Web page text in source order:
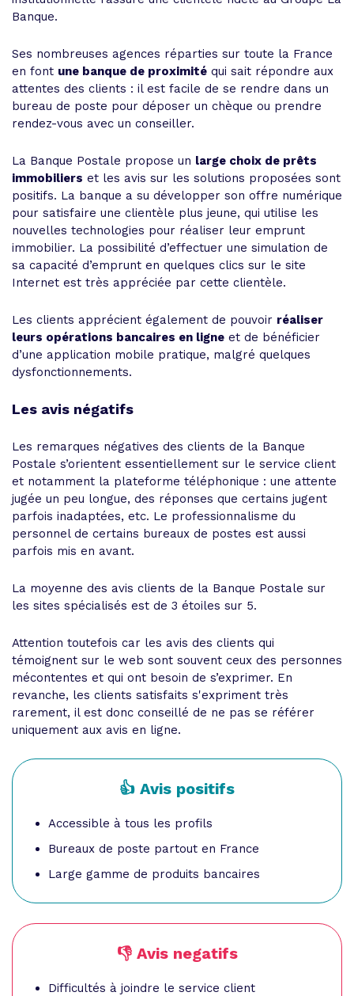
Banque.
Ses nombreuses agences réparties sur toute la France
en font une banque de proximité qui sait répondre aux
attentes des clients : il est facile de se rendre dans un
bureau de poste pour déposer un chèque ou prendre
rendez-vous avec un conseiller.
La Banque Postale propose un large choix de prêts
immobiliers et les avis sur les solutions proposées sont
positifs. La banque a su développer son offre numérique
pour satisfaire une clientèle plus jeune, qui utilise les
nouvelles technologies pour réaliser leur emprunt
immobilier. La possibilité d’effectuer une simulation de
sa capacité d’emprunt en quelques clics sur le site
Internet est très appréciée par cette clientèle.
Les clients apprécient également de pouvoir réaliser
leurs opérations bancaires en ligne et de bénéficier
d’une application mobile pratique, malgré quelques
dysfonctionnements.
Les avis négatifs
Les remarques négatives des clients de la Banque
Postale s’orientent essentiellement sur le service client
et notamment la plateforme téléphonique : une attente
jugée un peu longue, des réponses que certains jugent
parfois inadaptées, etc. Le professionnalisme du
personnel de certains bureaux de postes est aussi
parfois mis en avant.
La moyenne des avis clients de la Banque Postale sur
les sites spécialisés est de 3 étoiles sur 5.
Attention toutefois car les avis des clients qui
témoignent sur le web sont souvent ceux des personnes
mécontentes et qui ont besoin de s’exprimer. En
revanche, les clients satisfaits s'expriment très
rarement, il est donc conseillé de ne pas se référer
uniquement aux avis en ligne.
👍 Avis positifs
Accessible à tous les profils
Bureaux de poste partout en France
Large gamme de produits bancaires
👎 Avis negatifs
Difficultés à joindre le service client